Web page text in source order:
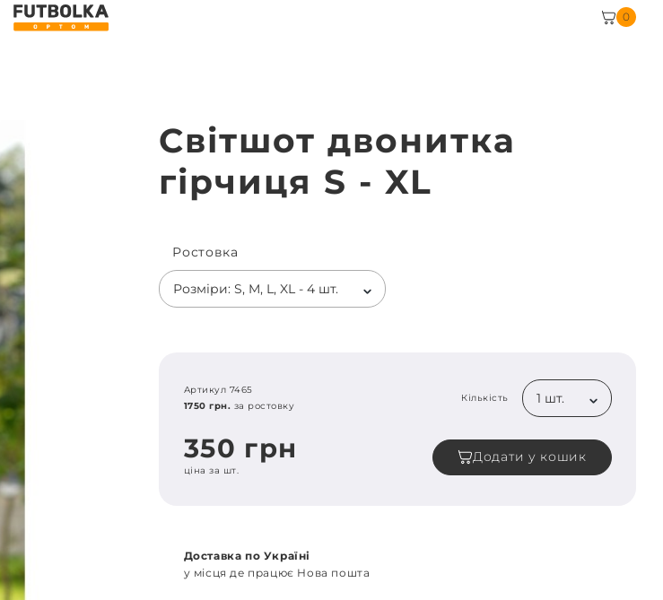
0
Світшот двонитка
гірчиця S - XL
Ростовка
Розміри: S, M, L, XL - 4 шт.
Артикул 7465
1750 грн. за ростовку
Кількість 1 шт.
350 грн
ціна за шт.
Додати у кошик
Доставка по Україні
у місця де працює Нова пошта